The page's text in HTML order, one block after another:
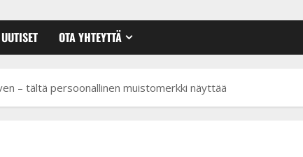
UUTISET OTA YHTEYTTÄ
– tältä persoonallinen muistomerkki näyttää